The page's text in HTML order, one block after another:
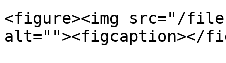
<figure><img src="/files/
alt=""><figcaption></